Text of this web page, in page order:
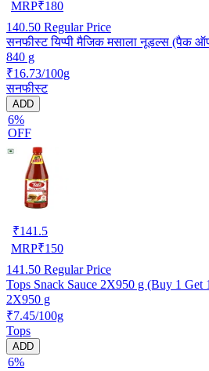
MRP₹180
140.50 Regular Price
सनफीस्ट यिप्पी मैजिक मसाला नूडल्स (पैक
840 g
₹16.73/100g
सनफीस्ट
ADD
6%
OFF
₹141.5
MRP₹150
141.50 Regular Price
Tops Snack Sauce 2X950 g (Buy 1 Get
2X950 g
₹7.45/100g
Tops
ADD
6%